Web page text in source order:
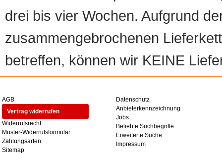
drei bis vier Wochen. Aufgrund
zusammengebrochenen
betreffen, können wir KEINE
AGB
Vertrag widerrufen
Widerrufsrecht
Muster-Widerrufsformular
Zahlungsarten
Sitemap
Datenschutz
Anbieterkennzeichnung
Jobs
Beliebte Suchbegriffe
Erweiterte Suche
Impressum